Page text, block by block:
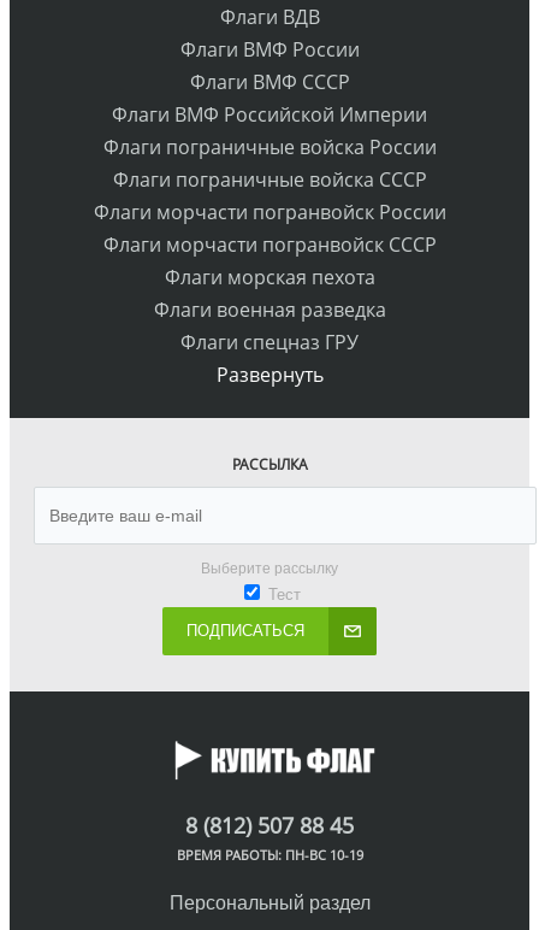
Флаги ВДВ
Флаги ВМФ России
Флаги ВМФ СССР
Флаги ВМФ Российской Империи
Флаги пограничные войска России
Флаги пограничные войска СССР
Флаги морчасти погранвойск России
Флаги морчасти погранвойск СССР
Флаги морская пехота
Флаги военная разведка
Флаги спецназ ГРУ
Развернуть
РАССЫЛКА
Выберите рассылку
Тест
ПОДПИСАТЬСЯ
8 (812) 507 88 45
ВРЕМЯ РАБОТЫ: ПН-ВС 10-19
Персональный раздел